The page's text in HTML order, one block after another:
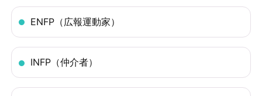
ENFP（広報運動家）
INFP（仲介者）